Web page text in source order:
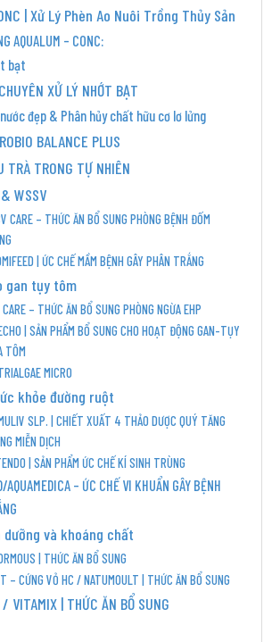
| Xử Lý Phèn Ao Nuôi Trồng Thủy Sản
AQUALUM – CONC:
bạt
XỬ LÝ NHỚT BẠT
đẹp & Phân hủy chất hữu cơ lơ lửng
BALANCE PLUS
TRÀ TRONG TỰ NHIÊN
WSSV
CARE – THỨC ĂN BỔ SUNG PHÒNG BỆNH ĐỐM
| ỨC CHẾ MẦM BỆNH GÂY PHÂN TRẮNG
gan tụy tôm
– THỨC ĂN BỔ SUNG PHÒNG NGỪA EHP
| SẢN PHẨM BỔ SUNG CHO HOẠT ĐỘNG GAN-TỤY
TÔM
MICRO
khỏe đường ruột
SLP. | CHIẾT XUẤT 4 THẢO DƯỢC QUÝ TĂNG
MIỄN DỊCH
| SẢN PHẨM ỨC CHẾ KÍ SINH TRÙNG
AQUAMEDICA – ỨC CHẾ VI KHUẨN GÂY BỆNH
dưỡng và khoáng chất
| THỨC ĂN BỔ SUNG
– CỨNG VỎ HC / NATUMOULT | THỨC ĂN BỔ SUNG
/ VITAMIX | THỨC ĂN BỔ SUNG